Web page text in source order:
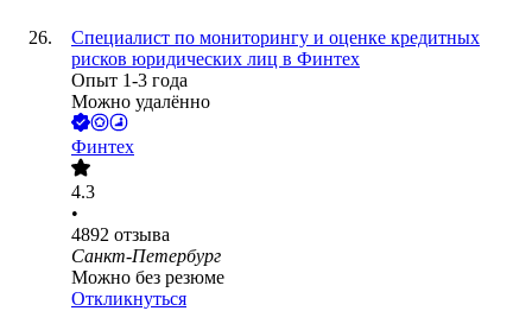
Специалист по мониторингу и оценке кредитных
рисков юридических лиц в Финтех
Опыт 1-3 года
Можно удалённо
Финтех
4.3
•
4892 отзыва
Санкт-Петербург
Можно без резюме
Откликнуться